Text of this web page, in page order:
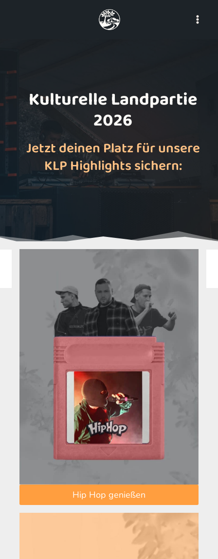
Kulturelle Landpartie
2026
Jetzt deinen Platz für unsere
KLP Highlights sichern:
Hip Hop genießen